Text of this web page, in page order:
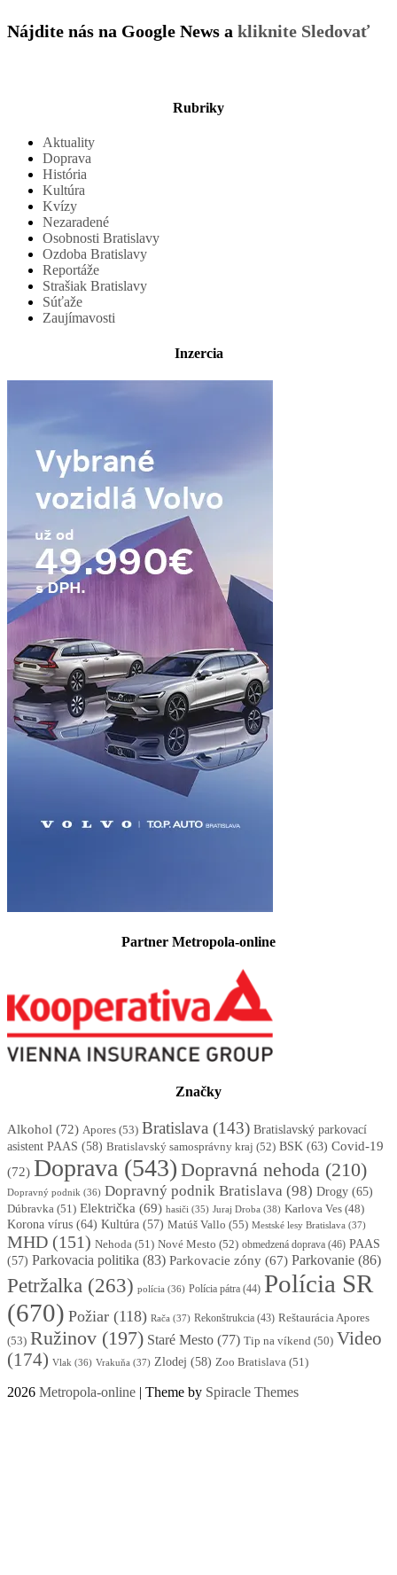
Nájdite nás na Google News a kliknite Sledovať
Rubriky
Aktuality
Doprava
História
Kultúra
Kvízy
Nezaradené
Osobnosti Bratislavy
Ozdoba Bratislavy
Reportáže
Strašiak Bratislavy
Súťaže
Zaujímavosti
Inzercia
Partner Metropola-online
Značky
Alkohol (72) Apores (53) Bratislava (143) Bratislavský parkovací
asistent PAAS (58) Bratislavský samosprávny kraj (52) BSK (63) Covid-19
(72) Doprava (543) Dopravná nehoda (210)
Dopravný podnik (36) Dopravný podnik Bratislava (98) Drogy (65)
Dúbravka (51) Električka (69) hasiči (35) Juraj Droba (38) Karlova Ves (48)
Korona vírus (64) Kultúra (57) Matúš Vallo (55) Mestské lesy Bratislava (37)
MHD (151) Nehoda (51) Nové Mesto (52) obmedzená doprava (46) PAAS
(57) Parkovacia politika (83) Parkovacie zóny (67) Parkovanie (86)
Petržalka (263) polícia (36) Polícia pátra (44) Polícia SR
(670) Požiar (118) Rača (37) Rekonštrukcia (43) Reštaurácia Apores
(53) Ružinov (197) Staré Mesto (77) Tip na víkend (50) Video
(174) Vlak (36) Vrakuňa (37) Zlodej (58) Zoo Bratislava (51)
2026 Metropola-online | Theme by Spiracle Themes